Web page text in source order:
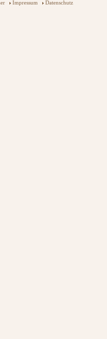
Impressum Datenschutz